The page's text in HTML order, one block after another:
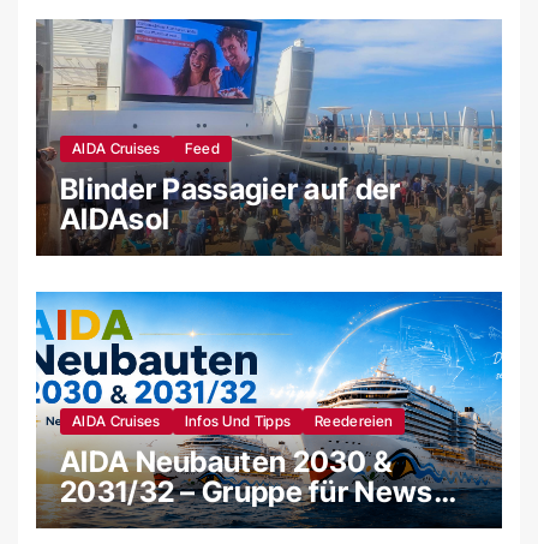
AIDA Cruises Feed
Blinder Passagier auf der
AIDAsol
AIDA Cruises Infos Und Tipps Reedereien
AIDA Neubauten 2030 &
2031/32 – Gruppe für News
und Gerüchte